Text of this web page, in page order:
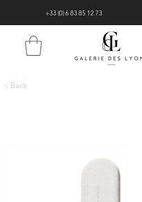
+33 (0) 6 83 85 12 73
< Back